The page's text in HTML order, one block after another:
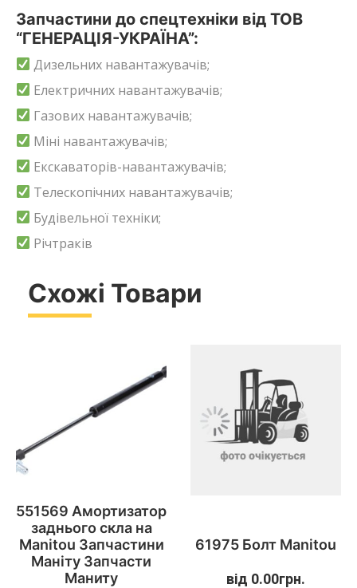
Запчастини до спецтехніки від ТОВ
“ГЕНЕРАЦІЯ-УКРАЇНА”:
Дизельних навантажувачів;
Електричних навантажувачів;
Газових навантажувачів;
Міні навантажувачів;
Екскаваторів-навантажувачів;
Телескопічних навантажувачів;
Будівельної техніки;
Річтраків
Схожі Товари
551569 Амортизатор
заднього скла на
Manitou Запчастини
Маніту Запчасти
Маниту
61975 Болт Manitou
від 0.00грн.